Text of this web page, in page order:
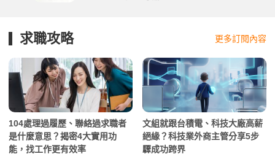
求職攻略 更多訂閱內容
104處理過履歷、聯絡過求職者
是什麼意思？揭密4大實用功
能，找工作更有效率
文組就跟台積電、科技大廠高薪
絕緣？科技業外商主管分享5步
驟成功跨界